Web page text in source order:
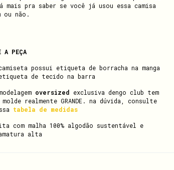
mais pra saber se você já usou essa camisa
ou não.
A PEÇA
possui etiqueta de borracha na manga
de tecido na barra
oversized exclusiva dengo club tem
molde realmente GRANDE. na dúvida, consulte
tabela de medidas
com malha 100% algodão sustentável e
alta